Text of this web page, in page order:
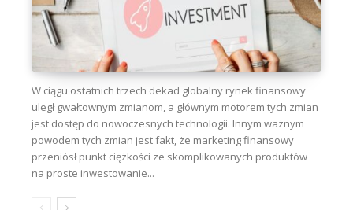
W ciągu ostatnich trzech dekad globalny rynek finansowy
uległ gwałtownym zmianom, a głównym motorem tych zmian
jest dostęp do nowoczesnych technologii. Innym ważnym
powodem tych zmian jest fakt, że marketing finansowy
przeniósł punkt ciężkości ze skomplikowanych produktów
na proste inwestowanie...